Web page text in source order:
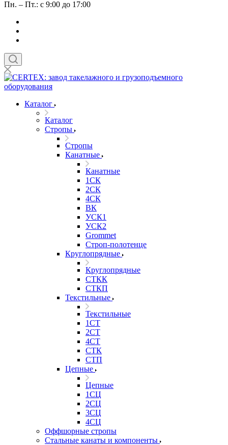
Пн. – Пт.: с 9:00 до 17:00
Каталог
Каталог
Стропы
Стропы
Канатные
Канатные
1СК
2СК
4СК
ВК
УСК1
УСК2
Grommet
Строп-полотенце
Круглопрядные
Круглопрядные
СТКК
СТКП
Текстильные
Текстильные
1СТ
2СТ
4СТ
СТК
СТП
Цепные
Цепные
1СЦ
2СЦ
3СЦ
4СЦ
Оффшорные стропы
Стальные канаты и компоненты